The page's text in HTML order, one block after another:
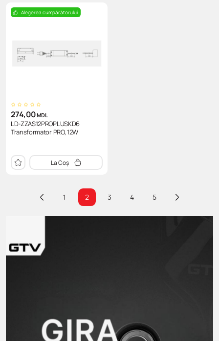
Alegerea cumpărătorului
274,00MDL
LD-ZZAS12PROPLUSKD6
Transformator PRO, 12W
La Coș
1 2 3 4 5